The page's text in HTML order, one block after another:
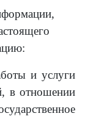
и услуги
в отношении